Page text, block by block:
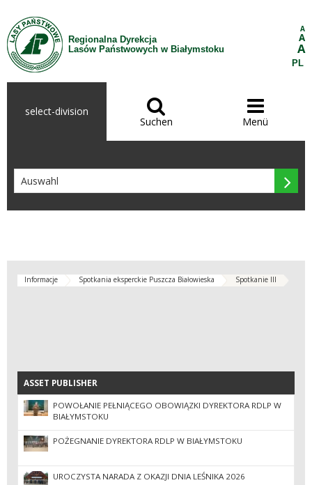
Zum Inhalt wechseln
Regionalna Dyrekcja
Lasów Państwowych w Białymstoku
A
A
A
PL
select-division 
Suchen

Menü

Informacje Spotkania eksperckie Puszcza Białowieska Spotkanie III
ASSET PUBLISHER
ASSET PUBLISHER
POWOŁANIE PEŁNIĄCEGO OBOWIĄZKI DYREKTORA RDLP W
BIAŁYMSTOKU
POŻEGNANIE DYREKTORA RDLP W BIAŁYMSTOKU
UROCZYSTA NARADA Z OKAZJI DNIA LEŚNIKA 2026